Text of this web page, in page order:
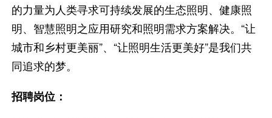
的力量为人类寻求可持续发展的生态照明、健康照
明、智慧照明之应用研究和照明需求方案解决。“让
城市和乡村更美丽”、“让照明生活更美好”是我们共
同追求的梦。
招聘岗位：